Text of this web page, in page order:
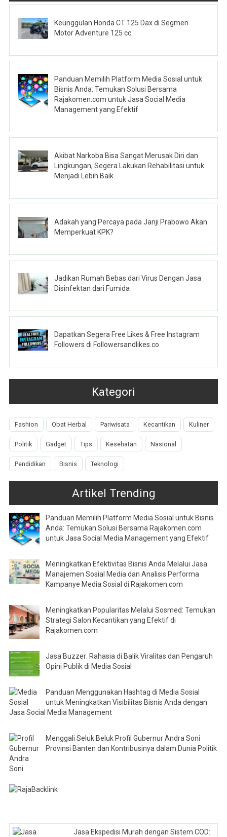
Keunggulan Honda CT 125 Dax di Segmen
Motor Adventure 125 cc
Panduan Memilih Platform Media Sosial untuk
Bisnis Anda: Temukan Solusi Bersama
Rajakomen.com untuk Jasa Social Media
Management yang Efektif
Akibat Narkoba Bisa Sangat Merusak Diri dan
Lingkungan, Segera Lakukan Rehabilitasi untuk
Menjadi Lebih Baik
Adakah yang Percaya pada Janji Prabowo Akan
Memperkuat KPK?
Jadikan Rumah Bebas dari Virus Dengan Jasa
Disinfektan dari Fumida
Dapatkan Segera Free Likes & Free Instagram
Followers di Followersandlikes.co
Kategori
Fashion Obat Herbal Pariwisata Kecantikan Kuliner
Politik Gadget Tips Kesehatan Nasional
Pendidikan Bisnis Teknologi
Artikel Trending
Panduan Memilih Platform Media Sosial untuk Bisnis
Anda: Temukan Solusi Bersama Rajakomen.com
untuk Jasa Social Media Management yang Efektif
Meningkatkan Efektivitas Bisnis Anda Melalui Jasa
Manajemen Sosial Media dan Analisis Performa
Kampanye Media Sosial di Rajakomen.com
Meningkatkan Popularitas Melalui Sosmed: Temukan
Strategi Salon Kecantikan yang Efektif di
Rajakomen.com
Jasa Buzzer: Rahasia di Balik Viralitas dan Pengaruh
Opini Publik di Media Sosial
Panduan Menggunakan Hashtag di Media Sosial
untuk Meningkatkan Visibilitas Bisnis Anda dengan
Jasa Social Media Management
Menggali Seluk Beluk Profil Gubernur Andra Soni
Provinsi Banten dan Kontribusinya dalam Dunia Politik
Jasa Ekspedisi Murah dengan Sistem COD: